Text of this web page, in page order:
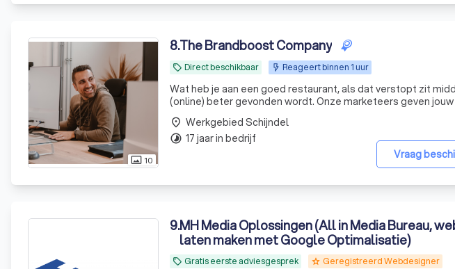
photo_size_select_actual 10
8.The Brandboost Company
local_offer Direct beschikbaar Reageert binnen 1 uur
Wat heb je aan een goed restaurant, als dat verstopt zit
(online) beter gevonden wordt. Onze marketeers geven
Vraag
place Werkgebied Schijndel
timelapse 17 jaar in bedrijf
9.MH Media Oplossingen (All in Media Bureau,
laten maken met Google Optimalisatie)
local_offer Gratis eerste adviesgesprek grade Geregistreerd Webdesigner